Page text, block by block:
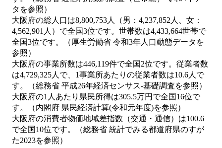
タを参照）
大阪府の総人口は8,800,753人（男：4,237,852人、女：
4,562,901人）で全国3位です。世帯数は4,433,664世帯で
全国3位です。（厚生労働省 令和3年人口動態データを
参照）
大阪府の事業所数は446,119件で全国2位です。従業者数
は4,729,325人で、1事業所あたりの従業者数は10.6人で
す。（総務省 平成26年経済センサス‐基礎調査を参照）
大阪府の1人あたり県民所得は305.5万円で全国16位で
す。（内閣府 県民経済計算(令和元年度)を参照）
大阪府の消費者物価地域差指数（交通・通信）は100.6
で全国10位です。（総務省 統計でみる都道府県のすが
た2023を参照）